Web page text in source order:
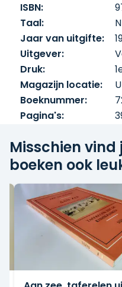
ISBN:
Taal:
Jaar van uitgifte:
Uitgever:
Druk:
Magazijn locatie:
Boeknummer:
Pagina's:
Misschien vind
boeken ook